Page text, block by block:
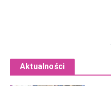
Aktualności